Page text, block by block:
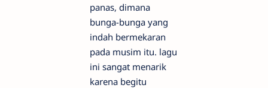
panas, dimana
bunga-bunga yang
indah bermekaran
pada musim itu. lagu
ini sangat menarik
karena begitu